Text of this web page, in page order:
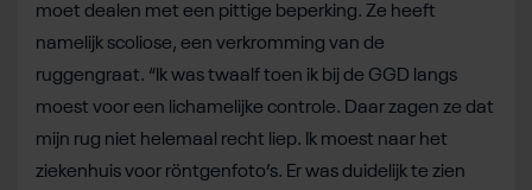
moet dealen met een pittige beperking. Ze heeft
namelijk scoliose, een verkromming van de
ruggengraat. “Ik was twaalf toen ik bij de GGD langs
moest voor een lichamelijke controle. Daar zagen ze dat
mijn rug niet helemaal recht liep. Ik moest naar het
ziekenhuis voor röntgenfoto’s. Er was duidelijk te zien